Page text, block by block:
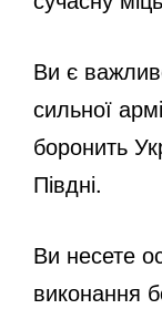
Ви є
сильної
боронить
Півдні.
Ви несете
виконання